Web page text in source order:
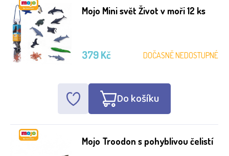
Mojo Mini svět Život v moři 12 ks
DOČASNĚ NEDOSTUPNÉ
379 Kč
Do košíku
Mojo Troodon s pohyblivou čelistí